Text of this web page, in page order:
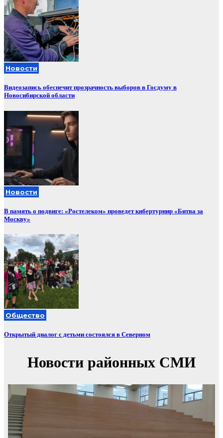
Новости
Видеозапись обеспечит прозрачность выборов в Госдуму в
Новосибирской области
Новости
В память о подвиге: «Ростелеком» проведет кибертурнир «Битва за
Москву»
Общество
Открытый диалог с детьми состоялся в Северном